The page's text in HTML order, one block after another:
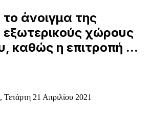
άνοιγμα της
εξωτερικούς χώρους
καθώς η επιτροπή ...
Τετάρτη 21 Απριλίου 2021